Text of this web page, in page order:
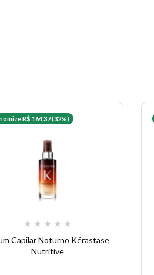
R$ 164,37 (32%)
★ ★ ★ ★ ★
Capilar Noturno Kérastase
Nutritive